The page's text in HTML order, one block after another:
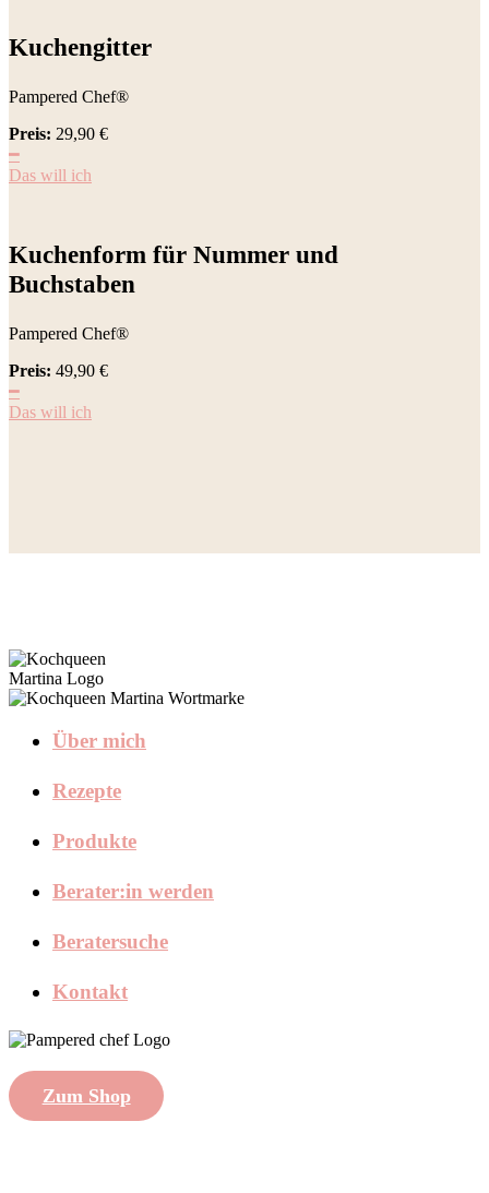
Kuchengitter
Pampered Chef®
Preis: 29,90 €
━
Das will ich
Kuchenform für Nummer und
Buchstaben
Pampered Chef®
Preis: 49,90 €
━
Das will ich
Über mich
Rezepte
Produkte
Berater:in werden
Beratersuche
Kontakt
Zum Shop